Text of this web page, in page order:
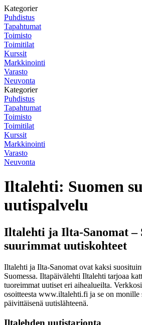
Kategorier
Puhdistus
Tapahtumat
Toimisto
Toimitilat
Kurssit
Markkinointi
Varasto
Neuvonta
Kategorier
Puhdistus
Tapahtumat
Toimisto
Toimitilat
Kurssit
Markkinointi
Varasto
Neuvonta
Iltalehti: Suomen
uutispalvelu
Iltalehti ja Ilta-Sanomat –
suurimmat uutiskohteet
Iltalehti ja Ilta-Sanomat ovat kaksi
Suomessa. Iltapäivälehti Iltalehti tarjoaa
tuoreimmat uutiset eri aihealueilta.
osoitteesta www.iltalehti.fi ja se on monille
päivittäisenä uutislähteenä.
Iltalehden uutistarjonta